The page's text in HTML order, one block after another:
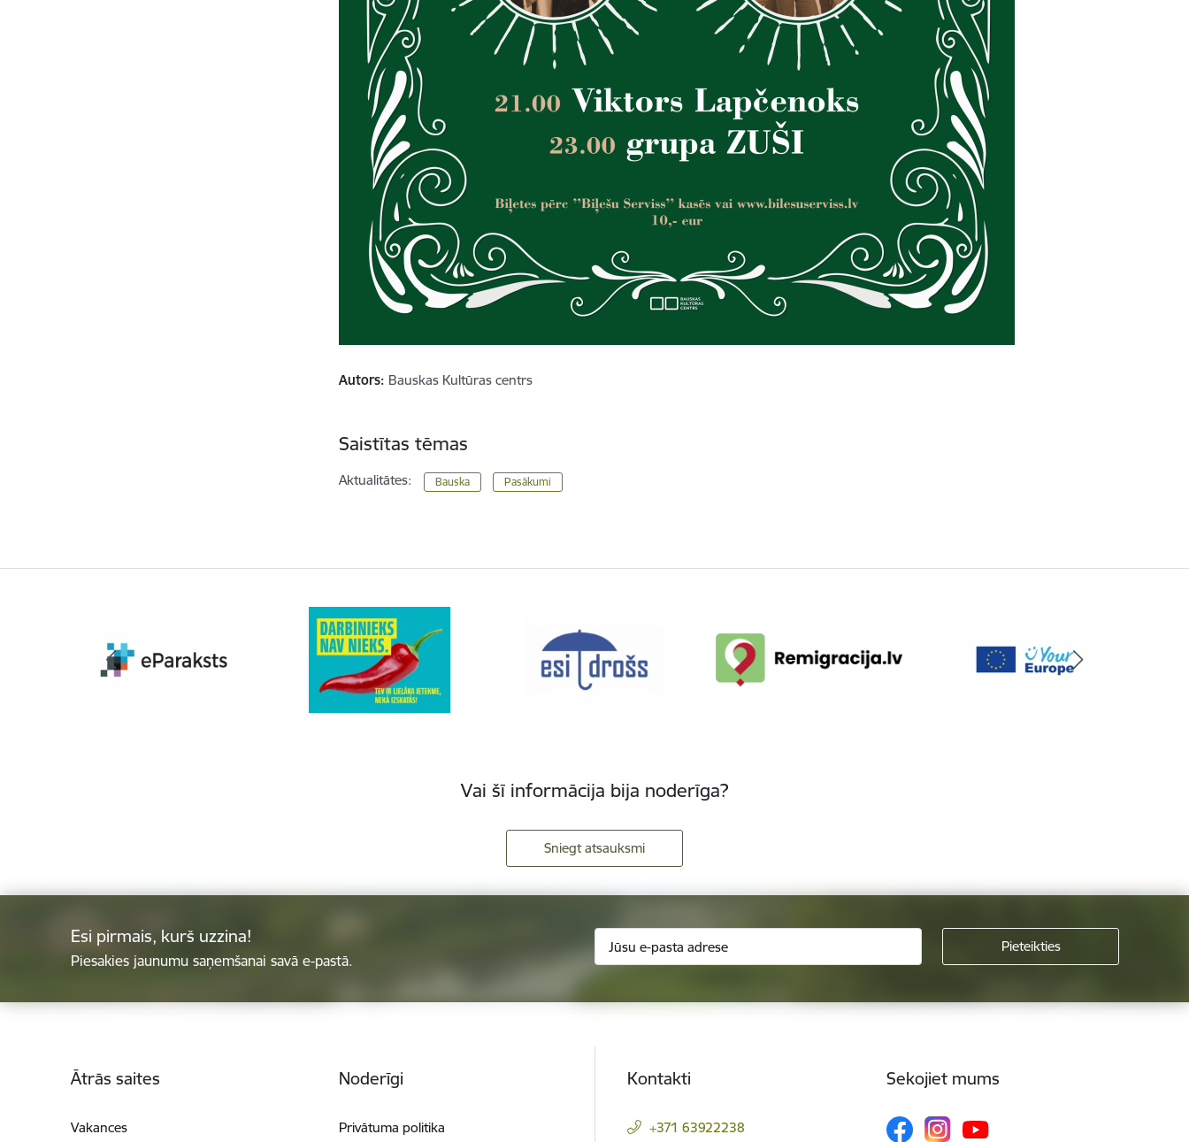
Autors: Bauskas Kultūras centrs
Saistītas tēmas
Aktualitātes: Bauska Pasākumi
Vai šī informācija bija noderīga?
Sniegt atsauksmi
Esi pirmais, kurš uzzina!
Piesakies jaunumu saņemšanai savā e-pastā.
Ātrās saites
Vakances
Noderīgi
Privātuma politika
Kontakti
+371 63922238
Sekojiet mums